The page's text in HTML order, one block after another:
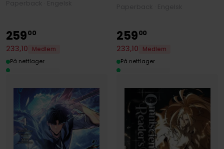
25900
233,10
Medlem
På nettlager
25900
233,10
Medlem
På nettlager